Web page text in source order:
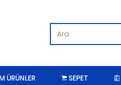
ÜRÜNLER SEPET